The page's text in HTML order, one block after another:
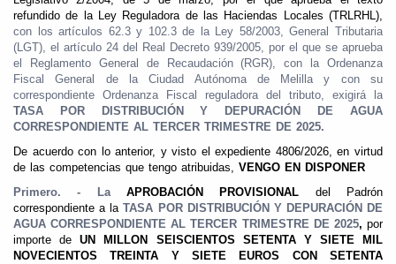
refundido de la Ley Reguladora de las Haciendas Locales (TRLRHL),
con los artículos 62.3 y 102.3 de la Ley 58/2003, General Tributaria
(LGT), el artículo 24 del Real Decreto 939/2005, por el que se aprueba
el Reglamento General de Recaudación (RGR), con la Ordenanza
Fiscal General de la Ciudad Autónoma de Melilla y con su
correspondiente Ordenanza Fiscal reguladora del tributo, exigirá la
TASA POR DISTRIBUCIÓN Y DEPURACIÓN DE AGUA
CORRESPONDIENTE AL TERCER TRIMESTRE DE 2025.
De acuerdo con lo anterior, y visto el expediente 4806/2026, en virtud
de las competencias que tengo atribuidas, VENGO EN DISPONER
Primero. -
LaAPROBACIÓN PROVISIONAL del Padrón
correspondiente a laTASA POR DISTRIBUCIÓN Y DEPURACIÓN DE
AGUA CORRESPONDIENTE AL TERCER TRIMESTRE DE 2025,por
importe de UN MILLON SEISCIENTOS SETENTA Y SIETE MIL
NOVECIENTOS TREINTA Y SIETE EUROS CON SETENTA